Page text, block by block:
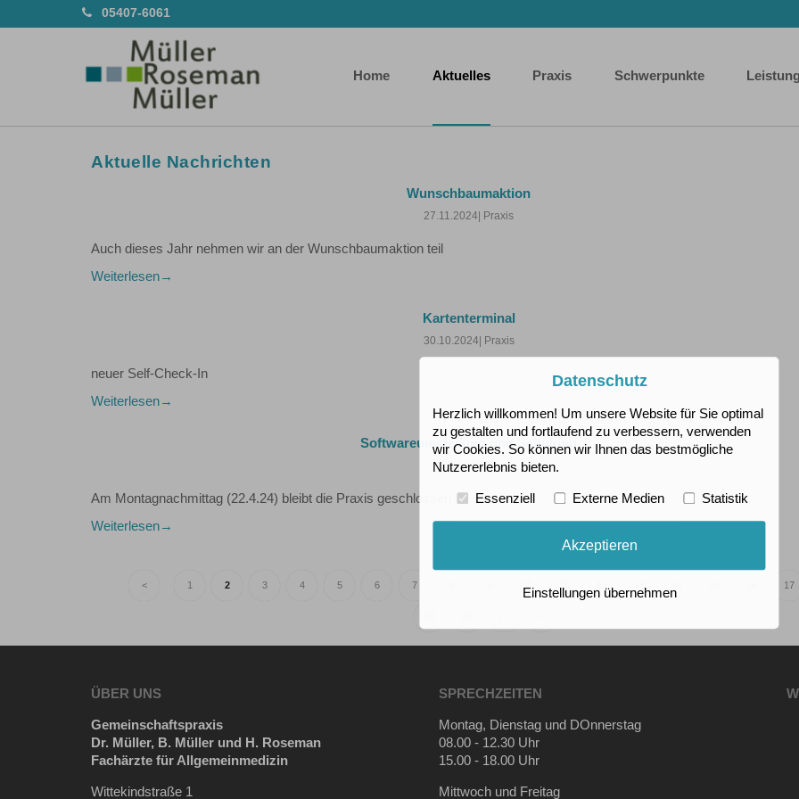
05407-6061
Home Aktuelles Praxis Schwerpunkte
Aktuelle Nachrichten
Wunschbaumaktion
27.11.2024| Praxis
Auch dieses Jahr nehmen wir an der Wunschbaumaktion teil
Weiterlesen
Kartenterminal
30.10.2024| Praxis
neuer Self-Check-In
Weiterlesen
Softwareumstellung und Schulung
22.04.2024
Am Montagnachmittag (22.4.24) bleibt die Praxis geschlossen
Weiterlesen
< 1 2 3 4 5 6 7 10 11 12 17
ÜBER UNS
Gemeinschaftspraxis
Dr. Müller, B. Müller und H. Roseman
Fachärzte für Allgemeinmedizin
Wittekindstraße 1
SPRECHZEITEN
Montag, Dienstag und DOnnerstag
08.00 - 12.30 Uhr
15.00 - 18.00 Uhr
Mittwoch und Freitag
Datenschutz
Herzlich willkommen! Um unsere Website für Sie optimal
zu gestalten und fortlaufend zu verbessern, verwenden
wir Cookies. So können wir Ihnen das bestmögliche
Nutzererlebnis bieten.
Essenziell Externe Medien Statistik
Akzeptieren
Einstellungen übernehmen